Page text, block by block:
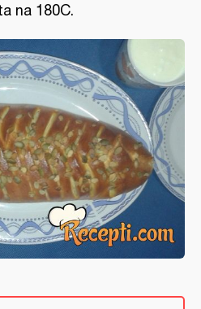
na 180C.